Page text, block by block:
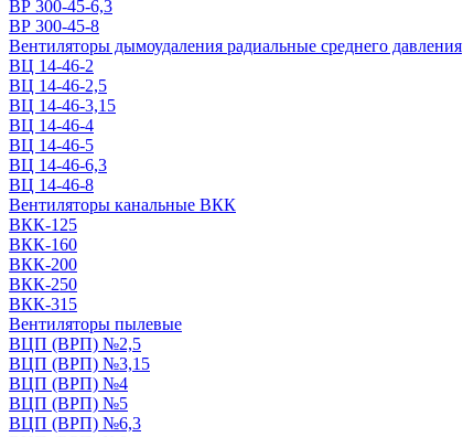
ВР 300-45-6,3
ВР 300-45-8
Вентиляторы дымоудаления радиальные среднего давления
ВЦ 14-46-2
ВЦ 14-46-2,5
ВЦ 14-46-3,15
ВЦ 14-46-4
ВЦ 14-46-5
ВЦ 14-46-6,3
ВЦ 14-46-8
Вентиляторы канальные ВКК
ВКК-125
ВКК-160
ВКК-200
ВКК-250
ВКК-315
Вентиляторы пылевые
ВЦП (ВРП) №2,5
ВЦП (ВРП) №3,15
ВЦП (ВРП) №4
ВЦП (ВРП) №5
ВЦП (ВРП) №6,3